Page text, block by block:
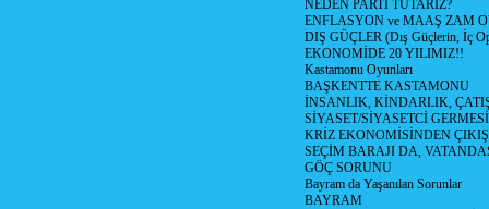
NEDEN PARTİ TUTARIZ?
ENFLASYON ve MAAŞ ZAM
DIŞ GÜÇLER (Dış Güçlerin, İç
EKONOMİDE 20 YILIMIZ!!
Kastamonu Oyunları
BAŞKENTTE KASTAMONU
İNSANLIK, KİNDARLIK,
SİYASET/SİYASETCİ
KRİZ EKONOMİSİNDEN ÇIKIŞ
SEÇİM BARAJI DA,
GÖÇ SORUNU
Bayram da Yaşanılan Sorunlar
BAYRAM